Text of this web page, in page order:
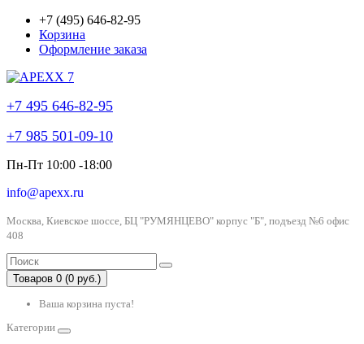
+7 (495) 646-82-95
Корзина
Оформление заказа
+7 495 646-82-95
+7 985 501-09-10
Пн-Пт 10:00 -18:00
info@apexx.ru
Москва, Киевское шоссе, БЦ "РУМЯНЦЕВО" корпус "Б", подъезд №6 офис
408
Товаров 0 (0 руб.)
Ваша корзина пуста!
Категории